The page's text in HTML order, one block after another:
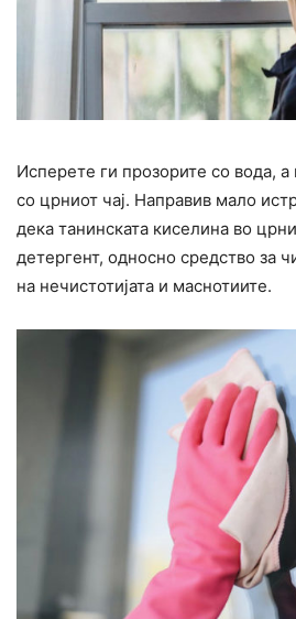
Исперете ги прозорите со вода, а
со црниот чај. Направив мало
дека танинската киселина во
детергент, односно средство за
на нечистотијата и маснотиите.